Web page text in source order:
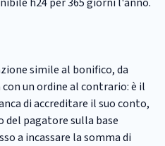
simile al bonifico, da
un ordine al contrario: è il
di accreditare il suo conto,
del pagatore sulla base
a incassare la somma di